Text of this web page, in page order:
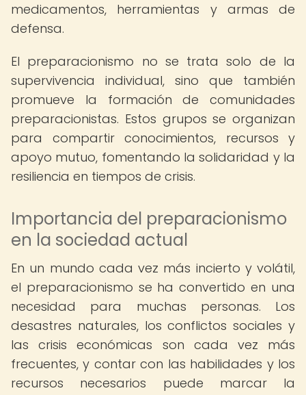
medicamentos, herramientas y armas de
defensa.
El preparacionismo no se trata solo de la
supervivencia individual, sino que también
promueve la formación de comunidades
preparacionistas. Estos grupos se organizan
para compartir conocimientos, recursos y
apoyo mutuo, fomentando la solidaridad y la
resiliencia en tiempos de crisis.
Importancia del preparacionismo
en la sociedad actual
En un mundo cada vez más incierto y volátil,
el preparacionismo se ha convertido en una
necesidad para muchas personas. Los
desastres naturales, los conflictos sociales y
las crisis económicas son cada vez más
frecuentes, y contar con las habilidades y los
recursos necesarios puede marcar la